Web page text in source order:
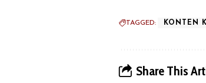
TAGGED: KONTEN
Share This